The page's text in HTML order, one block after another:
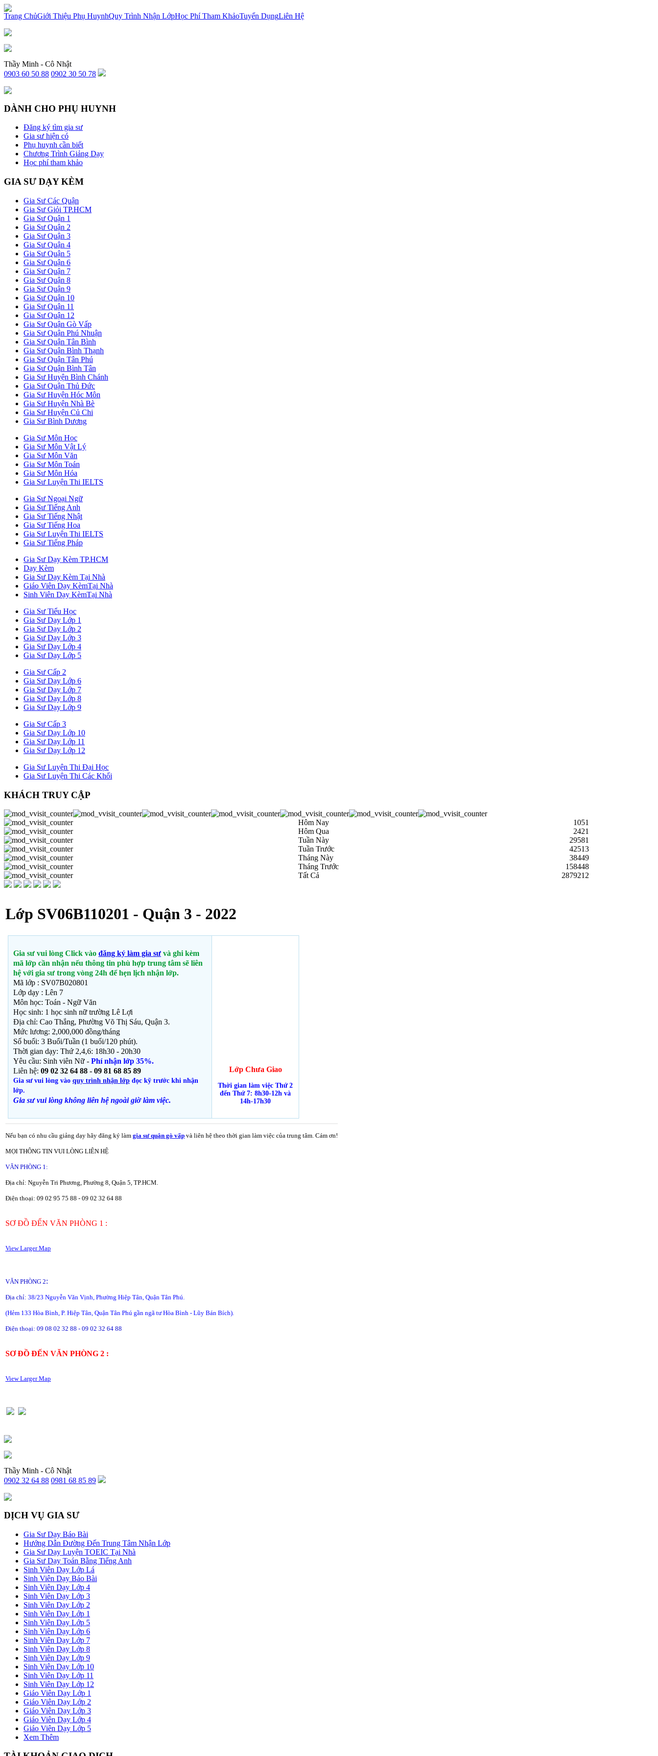
x
Trang ChủGiới Thiệu Phụ HuynhQuy Trình Nhận LớpHọc Phí Tham KhảoTuyển DụngLiên Hệ
Thầy Minh - Cô Nhật
0903 60 50 88 0902 30 50 78
DÀNH CHO PHỤ HUYNH
Đăng ký tìm gia sư
Gia sư hiện có
Phụ huynh cần biết
Chương Trình Giảng Dạy
Học phí tham khảo
GIA SƯ DẠY KÈM
Gia Sư Các Quận
Gia Sư Giỏi TP.HCM
Gia Sư Quận 1
Gia Sư Quận 2
Gia Sư Quận 3
Gia Sư Quận 4
Gia Sư Quận 5
Gia Sư Quận 6
Gia Sư Quận 7
Gia Sư Quận 8
Gia Sư Quận 9
Gia Sư Quận 10
Gia Sư Quận 11
Gia Sư Quận 12
Gia Sư Quận Gò Vấp
Gia Sư Quận Phú Nhuận
Gia Sư Quận Tân Bình
Gia Sư Quận Bình Thạnh
Gia Sư Quận Tân Phú
Gia Sư Quận Bình Tân
Gia Sư Huyện Bình Chánh
Gia Sư Quận Thủ Đức
Gia Sư Huyện Hóc Môn
Gia Sư Huyện Nhà Bè
Gia Sư Huyện Củ Chi
Gia Sư Bình Dương
Gia Sư Môn Học
Gia Sư Môn Vật Lý
Gia Sư Môn Văn
Gia Sư Môn Toán
Gia Sư Môn Hóa
Gia Sư Luyện Thi IELTS
Gia Sư Ngoại Ngữ
Gia Sư Tiếng Anh
Gia Sư Tiếng Nhật
Gia Sư Tiếng Hoa
Gia Sư Luyện Thi IELTS
Gia Sư Tiếng Pháp
Gia Sư Dạy Kèm TP.HCM
Dạy Kèm
Gia Sư Dạy Kèm Tại Nhà
Giáo Viên Dạy KèmTại Nhà
Sinh Viên Dạy KèmTại Nhà
Gia Sư Tiểu Học
Gia Sư Dạy Lớp 1
Gia Sư Dạy Lớp 2
Gia Sư Dạy Lớp 3
Gia Sư Dạy Lớp 4
Gia Sư Dạy Lớp 5
Gia Sư Cấp 2
Gia Sư Dạy Lớp 6
Gia Sư Dạy Lớp 7
Gia Sư Dạy Lớp 8
Gia Sư Dạy Lớp 9
Gia Sư Cấp 3
Gia Sư Dạy Lớp 10
Gia Sư Dạy Lớp 11
Gia Sư Dạy Lớp 12
Gia Sư Luyện Thi Đại Học
Gia Sư Luyện Thi Các Khối
KHÁCH TRUY CẬP
Hôm Nay
1051
Hôm Qua
2421
Tuần Này
29581
Tuần Trước
42513
Tháng Này
38449
Tháng Trước
158448
Tất Cả
2879212
Lớp SV06B110201 - Quận 3 - 2022
Gia sư vui lòng Click vào đăng ký làm gia sư và ghi kèm
mã lớp cần nhận nếu thông tin phù hợp trung tâm sẽ liên
hệ với gia sư trong vòng 24h để hẹn lịch nhận lớp.
Mã lớp : SV07B020801
Lớp dạy : Lên 7
Môn học: Toán - Ngữ Văn
Học sinh: 1 học sinh nữ trường Lê Lợi
Địa chỉ: Cao Thắng, Phường Võ Thị Sáu, Quận 3.
Mức lương: 2,000,000 đồng/tháng
Số buổi: 3 Buổi/Tuần (1 buổi/120 phút).
Thời gian dạy: Thứ 2,4,6: 18h30 - 20h30
Yêu cầu: Sinh viên Nữ - Phí nhận lớp 35%.
Liên hệ: 09 02 32 64 88 - 09 81 68 85 89
Gia sư vui lòng vào quy trình nhận lớp đọc kỹ trước khi nhận
lớp.
Gia sư vui lòng không liên hệ ngoài giờlàm việc.
Lớp Chưa Giao
Thời gian làm việc Thứ 2
đến Thứ 7: 8h30-12h và
14h-17h30
Nếu bạn có nhu cầu giảng dạy hãy đăng ký làm gia sư quận gò vấp và liên hệ theo thời gian làm việc của trung tâm. Cám ơn!
MỌI THÔNG TIN VUI LÒNG LIÊN HỆ
VĂN PHÒNG 1:
Địa chỉ: Nguyễn Tri Phương, Phường 8, Quận 5, TP.HCM.
Điện thoại: 09 02 95 75 88 - 09 02 32 64 88
SƠ ĐỒ ĐẾN VĂN PHÒNG 1 :
View Larger Map
VĂN PHÒNG 2:
Địa chỉ: 38/23 Nguyễn Văn Vịnh, Phường Hiệp Tân, Quận Tân Phú.
(Hẻm 133 Hòa Bình, P. Hiệp Tân, Quận Tân Phú gần ngã tư Hòa Bình - Lũy Bán Bích).
Điện thoại: 09 08 02 32 88 - 09 02 32 64 88
SƠ ĐỒ ĐẾN VĂN PHÒNG 2 :
View Larger Map
Thầy Minh - Cô Nhật
0902 32 64 88 0981 68 85 89
DỊCH VỤ GIA SƯ
Gia Sư Dạy Báo Bài
Hướng Dẫn Đường Đến Trung Tâm Nhận Lớp
Gia Sư Dạy Luyện TOEIC Tại Nhà
Gia Sư Dạy Toán Bằng Tiếng Anh
Sinh Viên Dạy Lớp Lá
Sinh Viên Dạy Báo Bài
Sinh Viên Dạy Lớp 4
Sinh Viên Dạy Lớp 3
Sinh Viên Dạy Lớp 2
Sinh Viên Dạy Lớp 1
Sinh Viên Dạy Lớp 5
Sinh Viên Dạy Lớp 6
Sinh Viên Dạy Lớp 7
Sinh Viên Dạy Lớp 8
Sinh Viên Dạy Lớp 9
Sinh Viên Dạy Lớp 10
Sinh Viên Dạy Lớp 11
Sinh Viên Dạy Lớp 12
Giáo Viên Dạy Lớp 1
Giáo Viên Dạy Lớp 2
Giáo Viên Dạy Lớp 3
Giáo Viên Dạy Lớp 4
Giáo Viên Dạy Lớp 5
Xem Thêm